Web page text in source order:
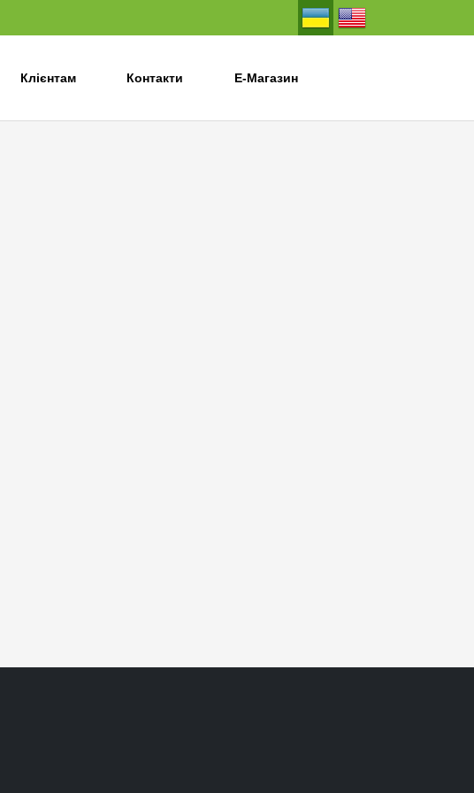
Клієнтам Контакти Е-Магазин